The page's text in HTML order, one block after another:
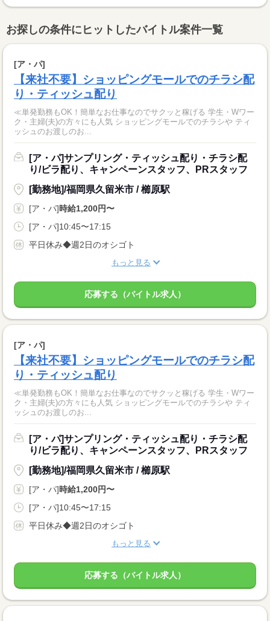
お探しの条件にヒットしたバイトル案件一覧
[ア・パ]
【来社不要】ショッピングモールでのチラシ配
り・ティッシュ配り
≪単発勤務もOK！簡単なお仕事なのでサクッと稼げる 学生・Wワー
ク・主婦(夫)の方々にも人気 ショッピングモールでのチラシや ティ
ッシュのお渡しのお...
[ア・パ]サンプリング・ティッシュ配り・チラシ配
り/ビラ配り、キャンペーンスタッフ、PRスタッフ
[勤務地]/福岡県久留米市 / 櫛原駅
[ア・パ]時給1,200円〜
[ア・パ]10:45〜17:15
平日休み◆週2日のオシゴト
もっと見る
応募する（バイトル求人）
[ア・パ]
【来社不要】ショッピングモールでのチラシ配
り・ティッシュ配り
≪単発勤務もOK！簡単なお仕事なのでサクッと稼げる 学生・Wワー
ク・主婦(夫)の方々にも人気 ショッピングモールでのチラシや ティ
ッシュのお渡しのお...
[ア・パ]サンプリング・ティッシュ配り・チラシ配
り/ビラ配り、キャンペーンスタッフ、PRスタッフ
[勤務地]/福岡県久留米市 / 櫛原駅
[ア・パ]時給1,200円〜
[ア・パ]10:45〜17:15
平日休み◆週2日のオシゴト
もっと見る
応募する（バイトル求人）